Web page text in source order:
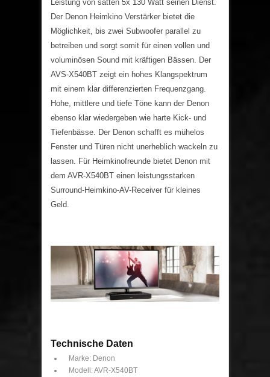
Leistung von satten 5x 130 Watt seinen Dienst.
Der Denon Heimkino Verstärker bietet die
Möglichkeit, bis zwei Subwoofer parallel zu
betreiben und sorgt somit für einen vollen und
voluminösen Sound mit kräftigen Bässen. Der
AVS-X540BT zeigt ein hohes Klangspektrum
mit einem klar differenzierten Frequenzgang.
Hohe, mittlere und tiefe Töne kann der Denon
ebenso klar wiedergeben wie harte Kick- und
Tiefenbässe. Der Denon schafft es mühelos
Fenster und Türen nicht unerheblich wackeln zu
lassen. Für Heimkinofreunde bietet Denon mit
dem AVR-X540BT einen leistungsstarken
Surround-Heimkino-AV-Receiver für kleines
Geld.
Technische Daten
Marke: Denon
Modell: AVR-X540BT